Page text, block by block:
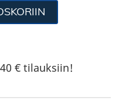
€ tilauksiin!